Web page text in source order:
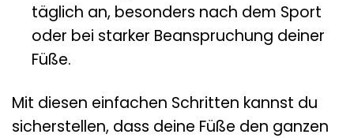
täglich an, besonders nach dem Sport
oder bei starker Beanspruchung deiner
Füße.
Mit diesen einfachen Schritten kannst du
sicherstellen, dass deine Füße den ganzen